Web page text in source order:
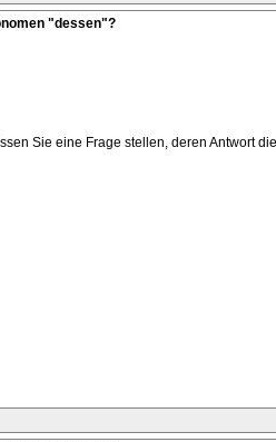
"dessen"?
Sie eine Frage stellen, deren Antwort